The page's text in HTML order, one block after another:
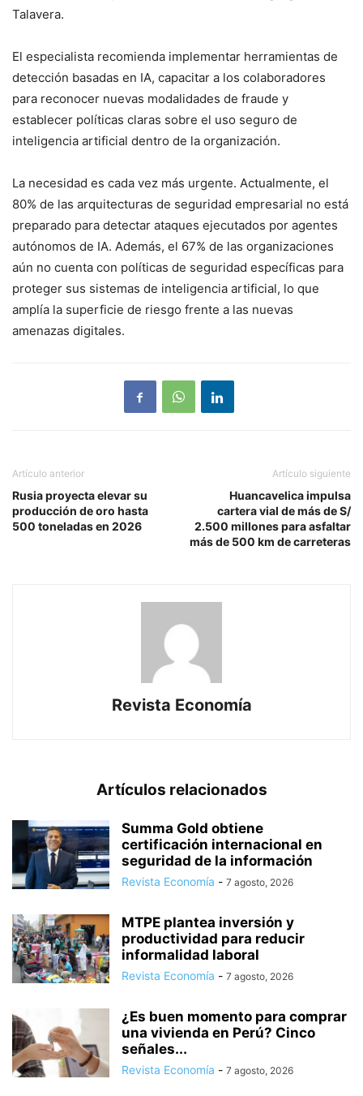
Talavera.
El especialista recomienda implementar herramientas de
detección basadas en IA, capacitar a los colaboradores
para reconocer nuevas modalidades de fraude y
establecer políticas claras sobre el uso seguro de
inteligencia artificial dentro de la organización.
La necesidad es cada vez más urgente. Actualmente, el
80% de las arquitecturas de seguridad empresarial no está
preparado para detectar ataques ejecutados por agentes
autónomos de IA. Además, el 67% de las organizaciones
aún no cuenta con políticas de seguridad específicas para
proteger sus sistemas de inteligencia artificial, lo que
amplía la superficie de riesgo frente a las nuevas
amenazas digitales.
Artículo anterior
Rusia proyecta elevar su
producción de oro hasta
500 toneladas en 2026
Artículo siguiente
Huancavelica impulsa
cartera vial de más de S/
2.500 millones para asfaltar
más de 500 km de carreteras
Revista Economía
Artículos relacionados
Summa Gold obtiene
certificación internacional en
seguridad de la información
Revista Economía - 7 agosto, 2026
MTPE plantea inversión y
productividad para reducir
informalidad laboral
Revista Economía - 7 agosto, 2026
¿Es buen momento para comprar
una vivienda en Perú? Cinco
señales...
Revista Economía - 7 agosto, 2026